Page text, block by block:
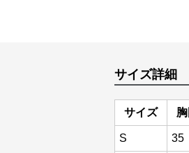
サイズ詳細
サイズ
S 35